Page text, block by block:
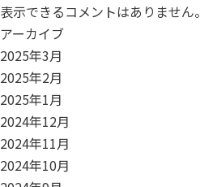
表示できるコメントはありません。
アーカイブ
2025年3月
2025年2月
2025年1月
2024年12月
2024年11月
2024年10月